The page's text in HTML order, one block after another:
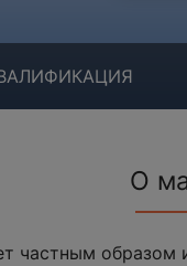
О
частным образом